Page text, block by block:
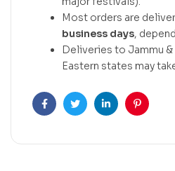
Most orders are
business days,
Deliveries to Jammu
Eastern states may
FacebookTwitterLinkedinPinterest